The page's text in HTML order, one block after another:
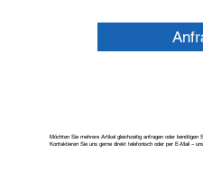
Möchten Sie mehrere Artikel gleichzeitig anfragen oder benötigen
Kontaktieren Sie uns gerne direkt telefonisch oder per E-Mail –